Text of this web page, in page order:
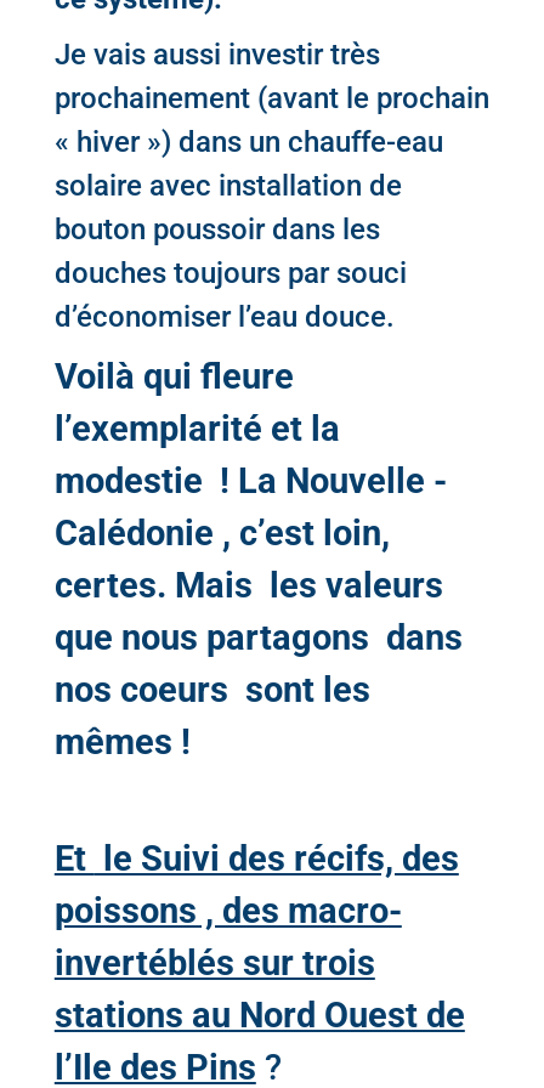
Je vais aussi investir très
prochainement (avant le prochain
« hiver ») dans un chauffe-eau
solaire avec installation de
bouton poussoir dans les
douches toujours par souci
d’économiser l’eau douce.
Voilà qui fleure
l’exemplarité et la
modestie ! La Nouvelle -
Calédonie , c’est loin,
certes. Mais les valeurs
que nous partagons dans
nos coeurs sont les
mêmes !
Et le Suivi des récifs, des
poissons , des macro-
invertéblés sur trois
stations au Nord Ouest de
l’Ile des Pins ?